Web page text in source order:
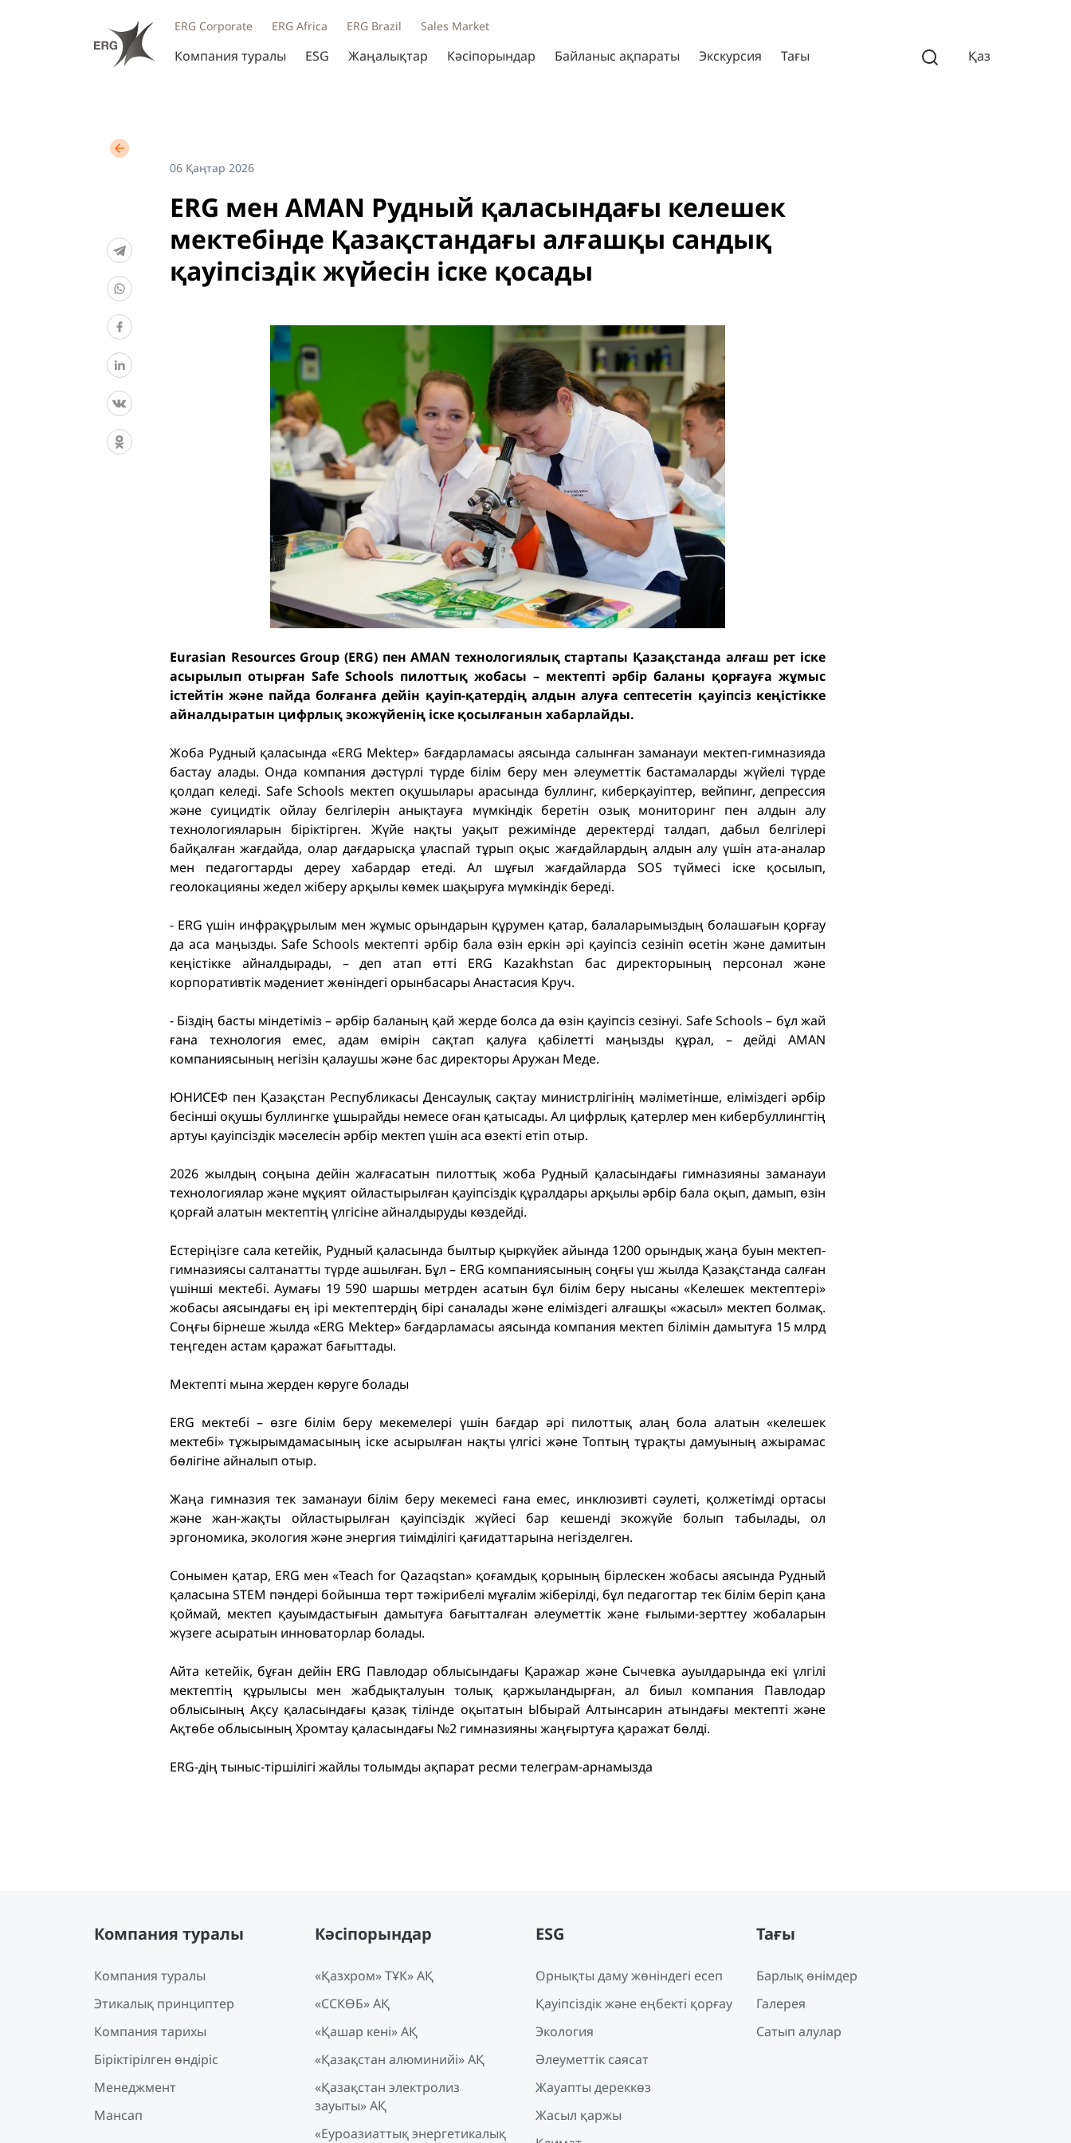
ERG Corporate ERG Africa ERG Brazil Sales Market
Компания туралы ESG Жаңалықтар Кәсіпорындар Байланыс ақпараты Экскурсия Тағы Қаз
06 Қаңтар 2026
ERG мен AMAN Рудный қаласындағы келешек
мектебінде Қазақстандағы алғашқы сандық
қауіпсіздік жүйесін іске қосады
Eurasian Resources Group (ERG) пен AMAN технологиялық стартапы Қазақстанда алғаш рет іске
асырылып отырған Safe Schools пилоттық жобасы – мектепті әрбір баланы қорғауға жұмыс
істейтін және пайда болғанға дейін қауіп-қатердің алдын алуға септесетін қауіпсіз кеңістікке
айналдыратын цифрлық экожүйенің іске қосылғанын хабарлайды.
Жоба Рудный қаласында «ERG Mektep» бағдарламасы аясында салынған заманауи мектеп-гимназияда
бастау алады. Онда компания дәстүрлі түрде білім беру мен әлеуметтік бастамаларды жүйелі түрде
қолдап келеді. Safe Schools мектеп оқушылары арасында буллинг, киберқауіптер, вейпинг, депрессия
және суицидтік ойлау белгілерін анықтауға мүмкіндік беретін озық мониторинг пен алдын алу
технологияларын біріктірген. Жүйе нақты уақыт режимінде деректерді талдап, дабыл белгілері
байқалған жағдайда, олар дағдарысқа ұласпай тұрып оқыс жағдайлардың алдын алу үшін ата-аналар
мен педагогтарды дереу хабардар етеді. Ал шұғыл жағдайларда SOS түймесі іске қосылып,
геолокацияны жедел жіберу арқылы көмек шақыруға мүмкіндік береді.
- ERG үшін инфрақұрылым мен жұмыс орындарын құрумен қатар, балаларымыздың болашағын қорғау
да аса маңызды. Safe Schools мектепті әрбір бала өзін еркін әрі қауіпсіз сезініп өсетін және дамитын
кеңістікке айналдырады, – деп атап өтті ERG Kazakhstan бас директорының персонал және
корпоративтік мәдениет жөніндегі орынбасары Анастасия Круч.
- Біздің басты міндетіміз – әрбір баланың қай жерде болса да өзін қауіпсіз сезінуі. Safe Schools – бұл жай
ғана технология емес, адам өмірін сақтап қалуға қабілетті маңызды құрал, – дейді AMAN
компаниясының негізін қалаушы және бас директоры Аружан Меде.
ЮНИСЕФ пен Қазақстан Республикасы Денсаулық сақтау министрлігінің мәліметінше, еліміздегі әрбір
бесінші оқушы буллингке ұшырайды немесе оған қатысады. Ал цифрлық қатерлер мен кибербуллингтің
артуы қауіпсіздік мәселесін әрбір мектеп үшін аса өзекті етіп отыр.
2026 жылдың соңына дейін жалғасатын пилоттық жоба Рудный қаласындағы гимназияны заманауи
технологиялар және мұқият ойластырылған қауіпсіздік құралдары арқылы әрбір бала оқып, дамып, өзін
қорғай алатын мектептің үлгісіне айналдыруды көздейді.
Естеріңізге сала кетейік, Рудный қаласында былтыр қыркүйек айында 1200 орындық жаңа буын мектеп-
гимназиясы салтанатты түрде ашылған. Бұл – ERG компаниясының соңғы үш жылда Қазақстанда салған
үшінші мектебі. Аумағы 19 590 шаршы метрден асатын бұл білім беру нысаны «Келешек мектептері»
жобасы аясындағы ең ірі мектептердің бірі саналады және еліміздегі алғашқы «жасыл» мектеп болмақ.
Соңғы бірнеше жылда «ERG Mektep» бағдарламасы аясында компания мектеп білімін дамытуға 15 млрд
теңгеден астам қаражат бағыттады.
Мектепті мына жерден көруге болады
ERG мектебі – өзге білім беру мекемелері үшін бағдар әрі пилоттық алаң бола алатын «келешек
мектебі» тұжырымдамасының іске асырылған нақты үлгісі және Топтың тұрақты дамуының ажырамас
бөлігіне айналып отыр.
Жаңа гимназия тек заманауи білім беру мекемесі ғана емес, инклюзивті сәулеті, қолжетімді ортасы
және жан-жақты ойластырылған қауіпсіздік жүйесі бар кешенді экожүйе болып табылады, ол
эргономика, экология және энергия тиімділігі қағидаттарына негізделген.
Сонымен қатар, ERG мен «Teach for Qazaqstan» қоғамдық қорының бірлескен жобасы аясында Рудный
қаласына STEM пәндері бойынша төрт тәжірибелі мұғалім жіберілді, бұл педагогтар тек білім беріп қана
қоймай, мектеп қауымдастығын дамытуға бағытталған әлеуметтік және ғылыми-зерттеу жобаларын
жүзеге асыратын инноваторлар болады.
Айта кетейік, бұған дейін ERG Павлодар облысындағы Қаражар және Сычевка ауылдарында екі үлгілі
мектептің құрылысы мен жабдықталуын толық қаржыландырған, ал биыл компания Павлодар
облысының Ақсу қаласындағы қазақ тілінде оқытатын Ыбырай Алтынсарин атындағы мектепті және
Ақтөбе облысының Хромтау қаласындағы №2 гимназияны жаңғыртуға қаражат бөлді.
ERG-дің тыныс-тіршілігі жайлы толымды ақпарат ресми телеграм-арнамызда
Компания туралы
Компания туралы
Этикалық принциптер
Компания тарихы
Біріктірілген өндіріс
Менеджмент
Мансап
Кәсіпорындар
«Қазхром» ТҰК» АҚ
«ССКӨБ» АҚ
«Қашар кенi» АҚ
«Қазақстан алюминийі» АҚ
«Қазақстан электролиз
зауыты» АҚ
«Еуроазиаттық энергетикалық
ESG
Орнықты даму жөніндегі есеп
Қауіпсіздік және еңбекті қорғау
Экология
Әлеуметтік саясат
Жауапты дереккөз
Жасыл қаржы
Тағы
Барлық өнімдер
Галерея
Сатып алулар